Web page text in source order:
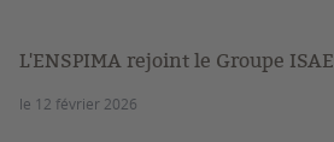
L'ENSPIMA rejoint le Groupe ISAE
le 12 février 2026